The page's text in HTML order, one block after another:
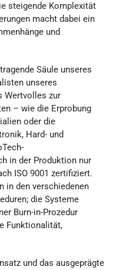
steigende Komplexität
macht dabei ein
und
Säule unseres
unseres
Wertvolles zur
– wie die Erprobung
oder die
Hard- und
in der Produktion nur
ISO 9001 zertifiziert.
in den verschiedenen
die Systeme
Burn-in-Prozedur
Funktionalität,
und das ausgeprägte